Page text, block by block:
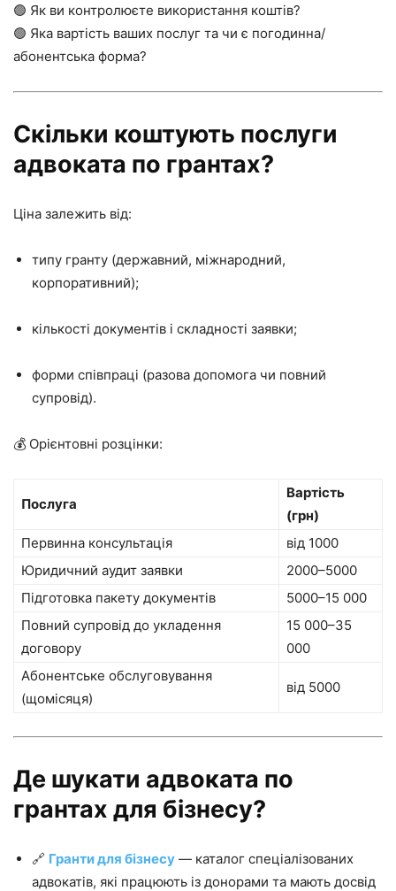
🟢 Як ви контролюєте використання коштів?
🟢 Яка вартість ваших послуг та чи є погодинна/
абонентська форма?
Скільки коштують послуги
адвоката по грантах?
Ціна залежить від:
типу гранту (державний, міжнародний,
корпоративний);
кількості документів і складності заявки;
форми співпраці (разова допомога чи повний
супровід).
💰 Орієнтовні розцінки:
Послуга
Вартість
(грн)
Первинна консультація
від 1000
Юридичний аудит заявки
2000–5000
Підготовка пакету документів
5000–15 000
Повний супровід до укладення
договору
15 000–35
000
Абонентське обслуговування
(щомісяця)
від 5000
Де шукати адвоката по
грантах для бізнесу?
🔗 Гранти для бізнесу — каталог спеціалізованих
адвокатів, які працюють із донорами та мають досвід